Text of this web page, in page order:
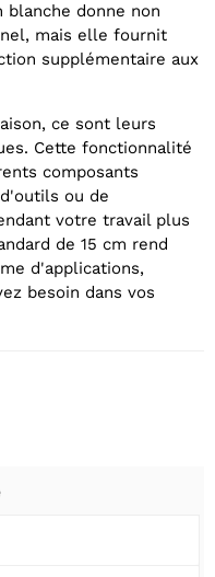
blanche donne non
mais elle fournit
supplémentaire aux
ce sont leurs
Cette fonctionnalité
composants
ou de
votre travail plus
de 15 cm rend
d'applications,
besoin dans vos